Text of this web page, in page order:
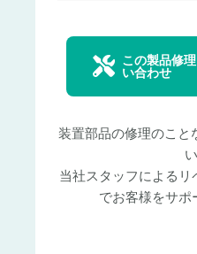
この製品修
い合わせ
装置部品の修理のこと
い
当社スタッフによる
でお客様をサポ